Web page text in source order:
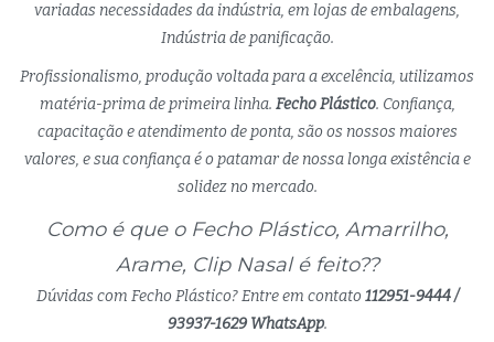
variadas necessidades da indústria, em lojas de embalagens,
Indústria de panificação.
Profissionalismo, produção voltada para a excelência, utilizamos
matéria-prima de primeira linha. Fecho Plástico. Confiança,
capacitação e atendimento de ponta, são os nossos maiores
valores, e sua confiança é o patamar de nossa longa existência e
solidez no mercado.
Como é que o Fecho Plástico, Amarrilho,
Arame, Clip Nasal é feito??
Dúvidas com Fecho Plástico? Entre em contato 112951-9444 /
93937-1629 WhatsApp.